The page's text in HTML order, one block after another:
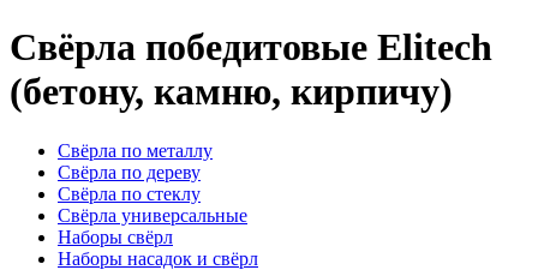
Свёрла победитовые Elitech
(бетону, камню, кирпичу)
Свёрла по металлу
Свёрла по дереву
Свёрла по стеклу
Свёрла универсальные
Наборы свёрл
Наборы насадок и свёрл